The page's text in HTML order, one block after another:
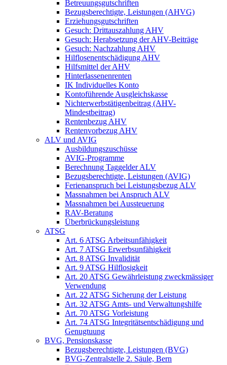
Betreuungsgutschriften
Bezugsberechtigte, Leistungen (AHVG)
Erziehungsgutschriften
Gesuch: Drittauszahlung AHV
Gesuch: Herabsetzung der AHV-Beiträge
Gesuch: Nachzahlung AHV
Hilflosenentschädigung AHV
Hilfsmittel der AHV
Hinterlassenenrenten
IK Individuelles Konto
Kontoführende Ausgleichskasse
Nichterwerbstätigenbeitrag (AHV-
Mindestbeitrag)
Rentenbezug AHV
Rentenvorbezug AHV
ALV und AVIG
Ausbildungszuschüsse
AVIG-Programme
Berechnung Taggelder ALV
Bezugsberechtigte, Leistungen (AVIG)
Ferienanspruch bei Leistungsbezug ALV
Massnahmen bei Anspruch ALV
Massnahmen bei Aussteuerung
RAV-Beratung
Überbrückungsleistung
ATSG
Art. 6 ATSG Arbeitsunfähigkeit
Art. 7 ATSG Erwerbsunfähigkeit
Art. 8 ATSG Invalidität
Art. 9 ATSG Hilflosigkeit
Art. 20 ATSG Gewährleistung zweckmässiger
Verwendung
Art. 22 ATSG Sicherung der Leistung
Art. 32 ATSG Amts- und Verwaltungshilfe
Art. 70 ATSG Vorleistung
Art. 74 ATSG Integritätsentschädigung und
Genugtuung
BVG, Pensionskasse
Bezugsberechtigte, Leistungen (BVG)
BVG-Zentralstelle 2. Säule, Bern